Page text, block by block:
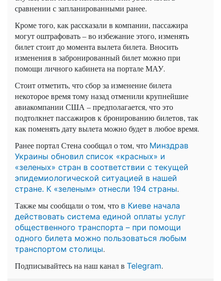
сравнении с запланированными ранее.
Кроме того, как рассказали в компании, пассажира
могут оштрафовать – во избежание этого, изменять
билет стоит до момента вылета билета. Вносить
изменения в забронированный билет можно при
помощи личного кабинета на портале МАУ.
Стоит отметить, что сбор за изменение билета
некоторое время тому назад отменили крупнейшие
авиакомпании США – предполагается, что это
подтолкнет пассажиров к бронированию билетов, так
как поменять дату вылета можно будет в любое время.
Ранее портал Стена сообщал о том, что Минздрав
Украины обновил список «красных» и
«зеленых» стран в соответствии с текущей
эпидемиологической ситуацией в нашей
стране. К «зеленым» отнесли 194 страны.
Также мы сообщали о том, что в Киеве начала
действовать система единой оплаты услуг
общественного транспорта – при помощи
одного билета можно пользоваться любым
транспортом столицы.
Подписывайтесь на наш канал в Telegram.